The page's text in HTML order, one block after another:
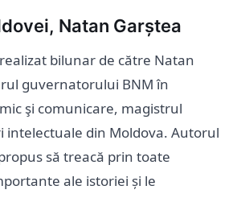
Natan Garștea
bilunar de către Natan
guvernatorului BNM în
şi comunicare, magistrul
intelectuale din Moldova. Autorul
să treacă prin toate
ale istoriei și le